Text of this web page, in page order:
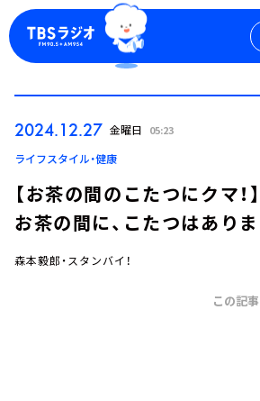
ログイン
2024.12.27 金曜日 05:23
ライフスタイル・健康
【お茶の間のこたつにクマ！
お茶の間に、こたつはあり
森本毅郎・スタンバイ！
この記